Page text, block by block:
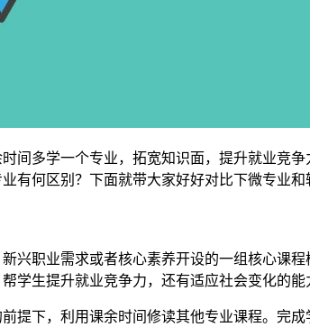
间多学一个专业，拓宽知识面，提升就业竞
有何区别？下面就带大家好好对比下微专业和
兴职业需求或者核心素养开设的一组核心课
学生提升就业竞争力，还有适应社会变化的能
提下，利用课余时间修读其他专业课程。完